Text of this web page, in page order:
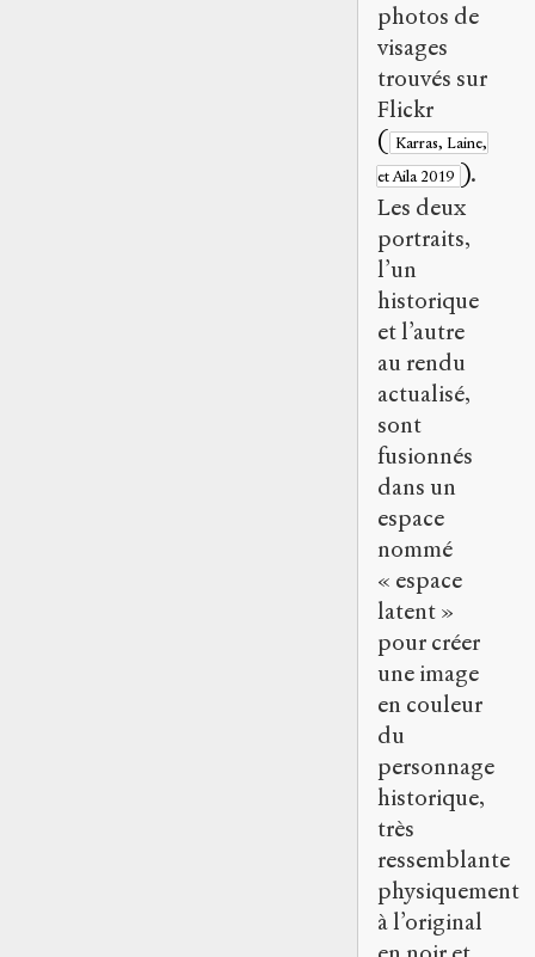
photos de
visages
trouvés sur
Flickr
( Karras, Laine,
et Aila 2019 ).
Les deux
portraits,
l’un
historique
et l’autre
au rendu
actualisé,
sont
fusionnés
dans un
espace
nommé
« espace
latent »
pour créer
une image
en couleur
du
personnage
historique,
très
ressemblante
physiquement
à l’original